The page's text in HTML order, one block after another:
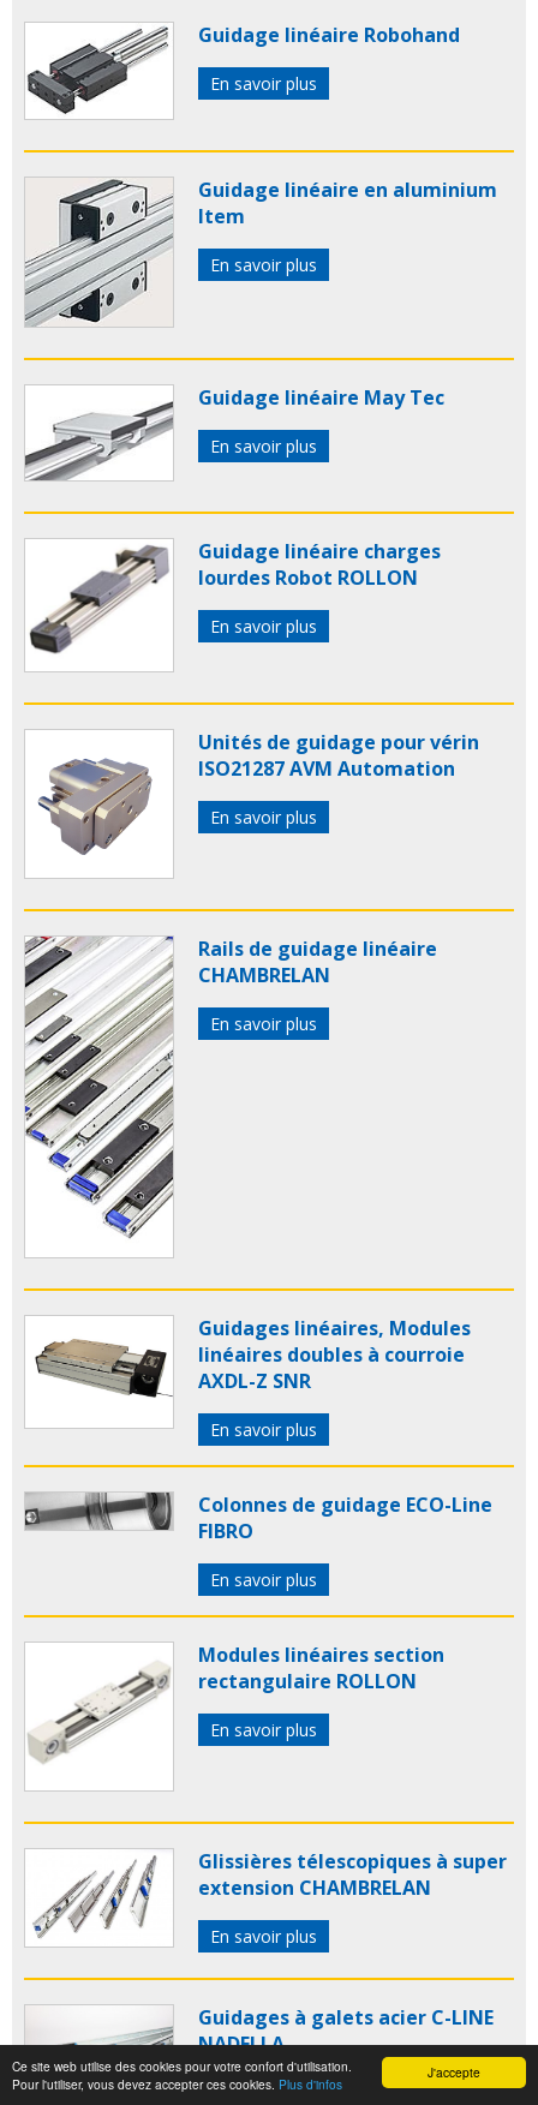
J'accepte
Ce site web utilise des cookies pour votre confort d'utilisation.
Pour l'utiliser, vous devez accepter ces cookies. Plus d'infos
Guidage linéaire Robohand
En savoir plus
Guidage linéaire en aluminium
Item
En savoir plus
Guidage linéaire May Tec
En savoir plus
Guidage linéaire charges
lourdes Robot ROLLON
En savoir plus
Unités de guidage pour vérin
ISO21287 AVM Automation
En savoir plus
Rails de guidage linéaire
CHAMBRELAN
En savoir plus
Guidages linéaires, Modules
linéaires doubles à courroie
AXDL-Z SNR
En savoir plus
Colonnes de guidage ECO-Line
FIBRO
En savoir plus
Modules linéaires section
rectangulaire ROLLON
En savoir plus
Glissières télescopiques à super
extension CHAMBRELAN
En savoir plus
Guidages à galets acier C-LINE
NADELLA
En savoir plus